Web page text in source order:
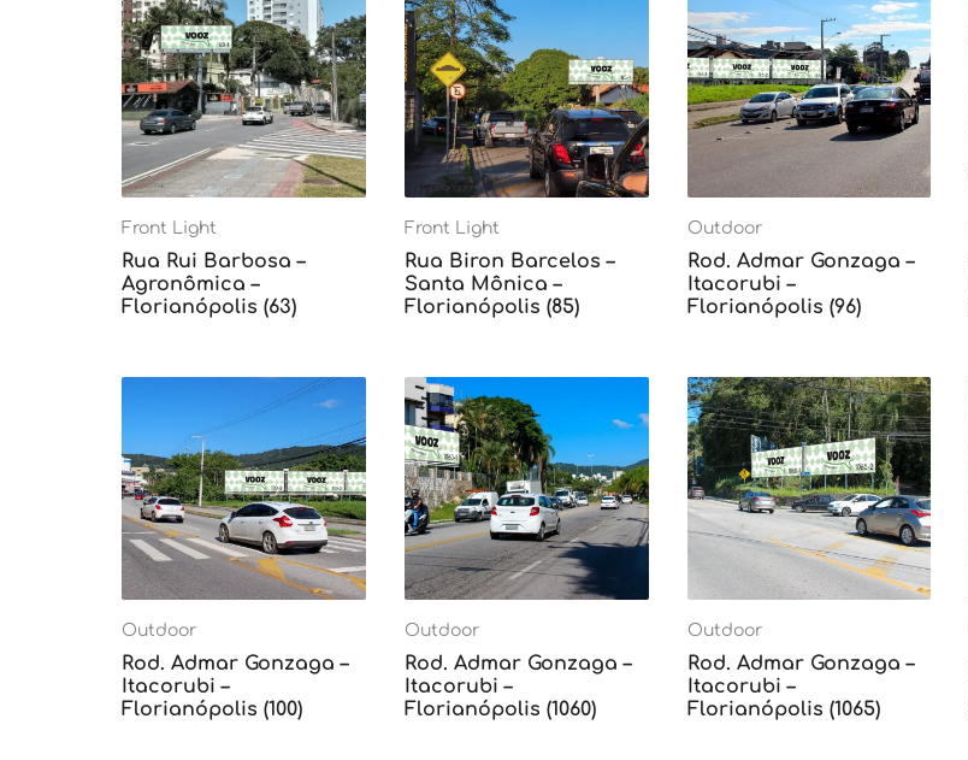
Front Light
Rua Rui Barbosa –
Agronômica –
Florianópolis (63)
Front Light
Rua Biron Barcelos –
Santa Mônica –
Florianópolis (85)
Outdoor
Rod. Admar Gonzaga –
Itacorubi –
Florianópolis (96)
Outdoor
Rod. Admar Gonzaga –
Itacorubi –
Florianópolis (100)
Outdoor
Rod. Admar Gonzaga –
Itacorubi –
Florianópolis (1060)
Outdoor
Rod. Admar Gonzaga –
Itacorubi –
Florianópolis (1065)